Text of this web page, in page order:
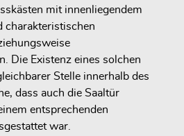
mit innenliegendem
charakteristischen
Die Existenz eines solchen
Stelle innerhalb des
dass auch die Saaltür
entsprechenden
war.